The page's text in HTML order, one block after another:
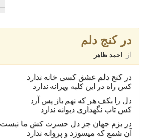
در کنج دلم
از احمد ظاهر
در کنج دلم عشق کسی خانه ندارد
کس راه در اين کلبه ويرانه ندارد
دل را بکف هر که نهم باز پس آرد
کس تاب نگهداری ديوانه ندارد
در بزم جهان جز دل حسرت کش ما نيست
آن شمع که ميسوزد و پروانه ندارد